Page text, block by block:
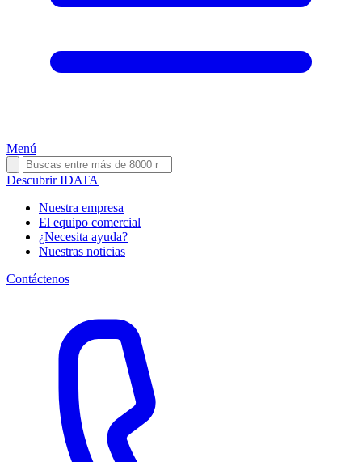
Menú
Descubrir IDATA
Nuestra empresa
El equipo comercial
¿Necesita ayuda?
Nuestras noticias
Contáctenos